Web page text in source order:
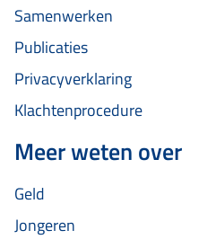
Samenwerken
Publicaties
Privacyverklaring
Klachtenprocedure
Meer weten over
Geld
Jongeren